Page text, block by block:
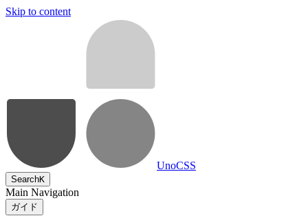
Skip to content
UnoCSS
SearchK
Main Navigation
ガイド